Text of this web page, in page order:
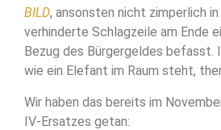
BILD, ansonsten nicht zimperlich
verhinderte Schlagzeile am Ende
Bezug des Bürgergeldes befasst.
wie ein Elefant im Raum steht,
Wir haben das bereits im
IV-Ersatzes getan: